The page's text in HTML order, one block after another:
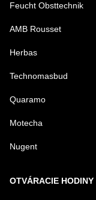
Feucht Obsttechnik
AMB Rousset
Herbas
Technomasbud
Quaramo
Motecha
Nugent
OTVÁRACIE HODINY